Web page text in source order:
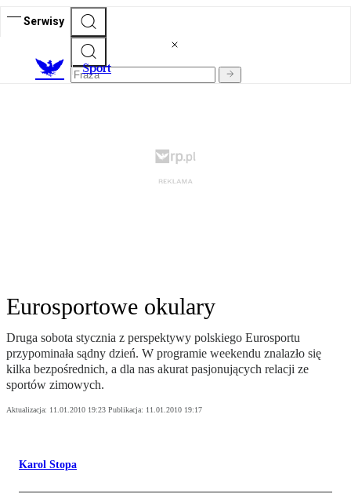
Serwisy
Sport
Eurosportowe okulary
Druga sobota stycznia z perspektywy polskiego Eurosportu
przypominała sądny dzień. W programie weekendu znalazło się
kilka bezpośrednich, a dla nas akurat pasjonujących relacji ze
sportów zimowych.
Aktualizacja: 11.01.2010 19:23 Publikacja: 11.01.2010 19:17
Karol Stopa